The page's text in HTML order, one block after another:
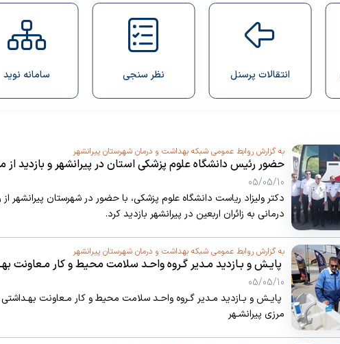
بایگانی امور مالی
سلیمانی
نظر سنجی سامانه نوید آزمایشگاه
به گزارش روابط عمومی شبکه بهداشت و درمان شهرستان پیرانشهر
حضور رئیس دانشگاه علوم پزشکی استان در پیرانشهر و بازدید از
تمرچین
05/05/10
دکتر ولیزاد ریاست دانشگاه علوم پزشکی، با حضور در شهرستان پیرانشهر
درمانی به زائران اربعین در پیرانشهر بازدید کرد.
به گزارش روابط عمومی شبکه بهداشت و درمان شهرستان پیرانشهر
پایـش و بـازدید مـدیر گـروه واحـد سلامت محیط و کار مـعاونت
و پایانه مرزی پیرانشـهر
05/05/10
پایـش و بـازدید مـدیر گـروه واحـد سلامت محیط و کار مـعاونت بهـداشتی
مرزی پیرانشـهر